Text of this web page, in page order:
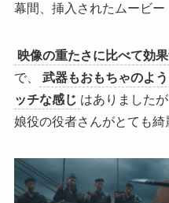
幕間、挿入されたムービー
映像の重たさに比べて効
で、
武器もおもちゃのよ
ッチな感じ はありましたが
娘役の役者さんがとても綺